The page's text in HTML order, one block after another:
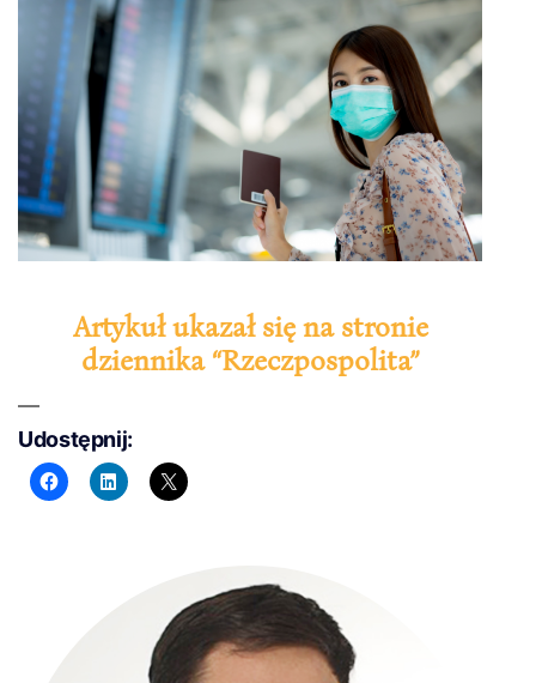
Artykuł ukazał się na stronie
dziennika “Rzeczpospolita”
Udostępnij: